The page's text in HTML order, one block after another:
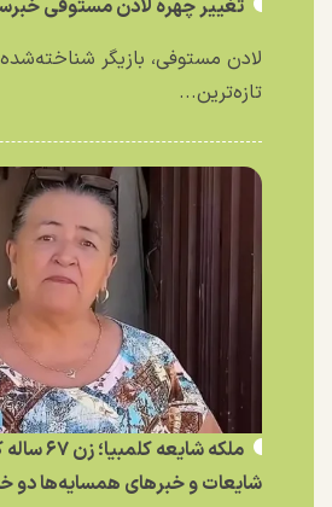
تغییر چهره لادن مستوفی
لادن مستوفی، بازیگر
تازه‌ترین...
ملکه
شایعات و خبر‌های همسایه‌ها دو